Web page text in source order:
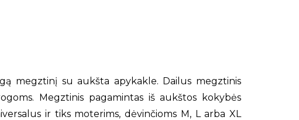
megztinį su aukšta apykakle. Dailus megztinis
Megztinis pagamintas iš aukštos kokybės
ir tiks moterims, dėvinčioms M, L arba XL